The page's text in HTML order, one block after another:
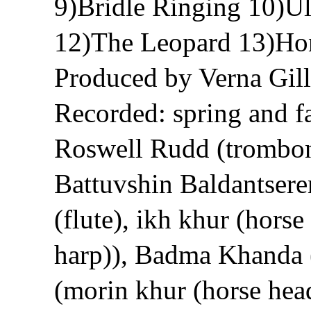
9)Bridle Ringing
12)The Leopard
Produced by Verna
Recorded: spring and
Roswell Rudd
Battuvshin
(flute), ikh khur (horse
harp)), Badma
(morin khur (horse